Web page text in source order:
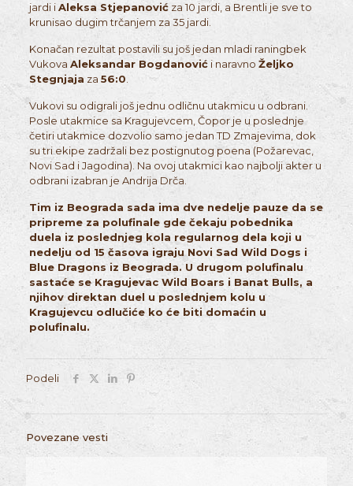
jardi iAleksa Stjepanovićza 10 jardi, a Brentli je sve to
krunisao dugim trčanjem za 35 jardi.
Konačan rezultat postavili su još jedan mladi raningbek
Vukova Aleksandar Bogdanovići naravno Željko
Stegnjaja za 56:0
Vukovi su odigrali još jednu odličnu utakmicu u odbrani.
Posle utakmice sa Kragujevcem, Čopor je u poslednje
četiri utakmice dozvolio samo jedan TD Zmajevima, dok
su tri ekipe zadržali bez postignutog poena (Požarevac,
Novi Sad i Jagodina). Na ovoj utakmici kao najbolji akter u
odbrani izabran je Andrija Drča.
Tim iz Beograda sada ima dve nedelje pauze da se
pripreme za polufinale gde čekaju pobednika
duela iz poslednjeg kola regularnog dela koji u
nedelju od 15 časova igraju Novi Sad Wild Dogs i
Blue Dragons iz Beograda. U drugom polufinalu
sastaće se Kragujevac Wild Boars i Banat Bulls, a
njihov direktan duel u poslednjem kolu u
Kragujevcu odlučiće ko će biti domaćin u
polufinalu.
Podeli
Povezane vesti